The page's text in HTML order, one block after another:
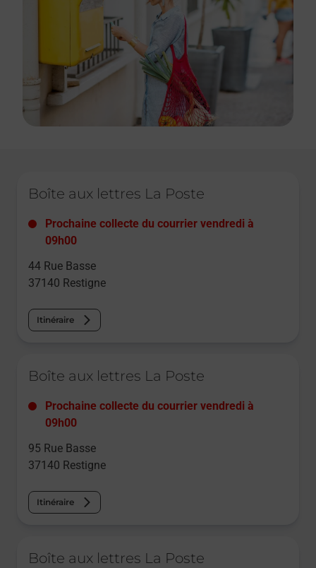
Boîte aux lettres La Poste
Prochaine collecte du courrier vendredi à
09h00
44 Rue Basse
37140 Restigne
Itinéraire
Boîte aux lettres La Poste
Prochaine collecte du courrier vendredi à
09h00
95 Rue Basse
37140 Restigne
Itinéraire
Boîte aux lettres La Poste